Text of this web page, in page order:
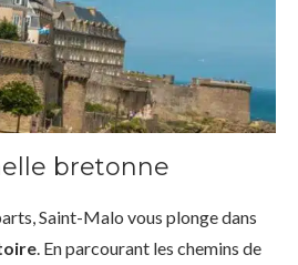
bretonne
Saint-Malo vous plonge dans
. En parcourant les chemins de